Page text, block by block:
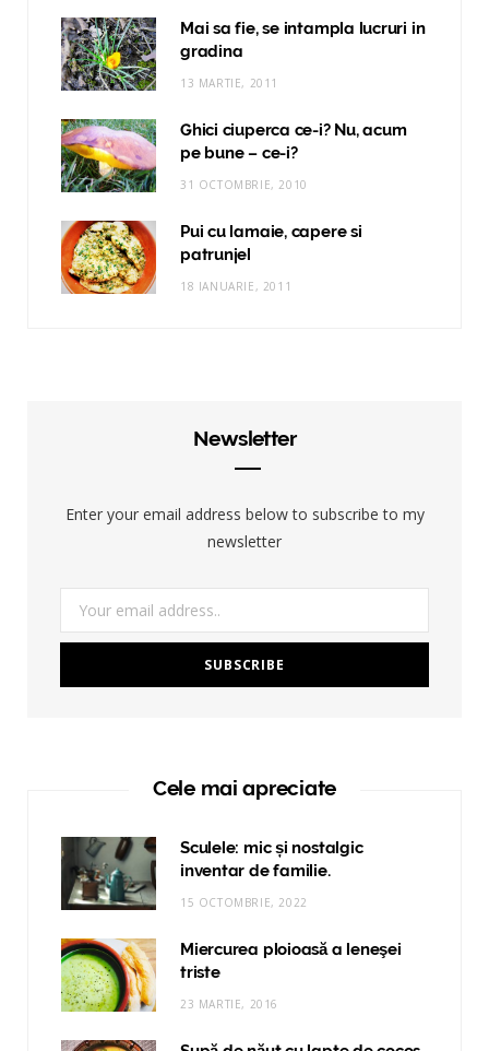
Mai sa fie, se intampla lucruri in
gradina
13 MARTIE, 2011
Ghici ciuperca ce-i? Nu, acum
pe bune – ce-i?
31 OCTOMBRIE, 2010
Pui cu lamaie, capere si
patrunjel
18 IANUARIE, 2011
Newsletter
Enter your email address below to subscribe to my
newsletter
Cele mai apreciate
Sculele: mic și nostalgic
inventar de familie.
15 OCTOMBRIE, 2022
Miercurea ploioasă a leneşei
triste
23 MARTIE, 2016